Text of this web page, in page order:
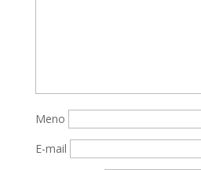
Meno
E-mail